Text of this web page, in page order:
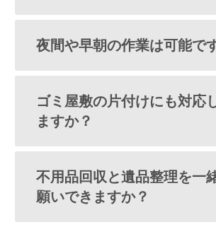
夜間や早朝の作業は可能で
ゴミ屋敷の片付けにも対応
ますか？
不用品回収と遺品整理を一
願いできますか？